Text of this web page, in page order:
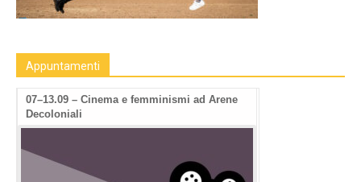
Appuntamenti
07–13.09 – Cinema e femminismi ad Arene
Decoloniali